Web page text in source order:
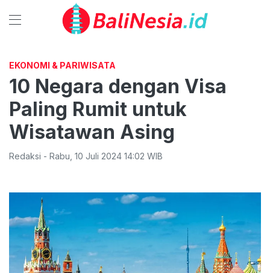
EKONOMI & PARIWISATA
10 Negara dengan Visa
Paling Rumit untuk
Wisatawan Asing
Redaksi - Rabu 10 Juli 2024 14:02 WIB